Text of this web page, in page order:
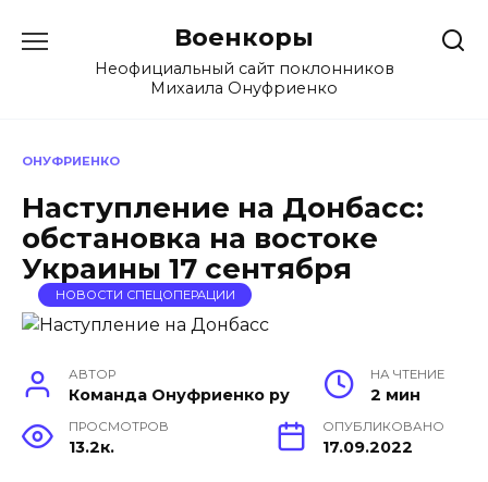
содержанию
Военкоры
Неофициальный сайт поклонников
Михаила Онуфриенко
ОНУФРИЕНКО
Наступление на Донбасс:
обстановка на востоке
Украины 17 сентября
НОВОСТИ СПЕЦОПЕРАЦИИ
АВТОР
Команда Онуфриенко ру
НА ЧТЕНИЕ
2 мин
ПРОСМОТРОВ
13.2к.
ОПУБЛИКОВАНО
17.09.2022